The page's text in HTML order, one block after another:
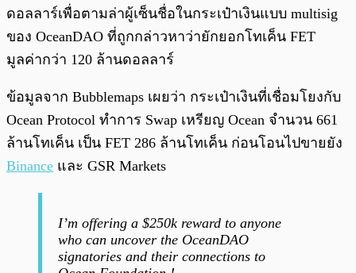
ดอลลาร์เพื่อตามล่าผู้เซ็นชื่อในกระเป๋าเงินแบบ multisig
ของ OceanDAO ที่ถูกกล่าวหาว่ายักยอกโทเค็น FET
มูลค่ากว่า 120 ล้านดอลลาร์
ข้อมูลจาก Bubblemaps เผยว่า กระเป๋าเงินที่เชื่อมโยงกับ
Ocean Protocol ทำการ Swap เหรียญ Ocean จำนวน 661
ล้านโทเค็น เป็น FET 286 ล้านโทเค็น ก่อนโอนไปขายยัง
Binance และ GSR Markets
I’m offering a $250k reward to anyone
who can uncover the OceanDAO
signatories and their connections to